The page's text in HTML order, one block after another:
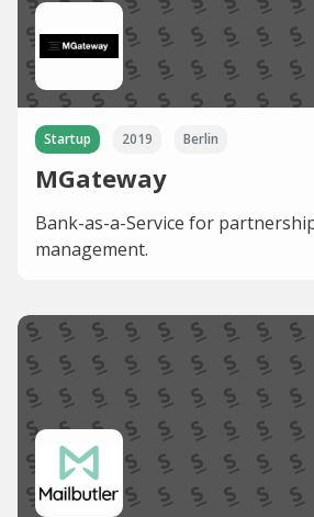
Startup 2019 Berlin
MGateway
Bank-as-a-Service for
management.